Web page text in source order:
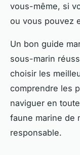
vous-même, si
ou vous pouvez
Un bon guide
sous-marin
choisir les
comprendre les
naviguer en
faune marine de
responsable.